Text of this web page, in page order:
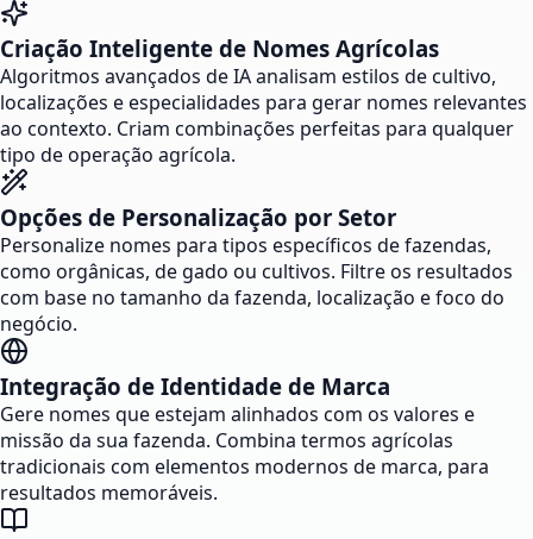
Criação Inteligente de Nomes Agrícolas
Algoritmos avançados de IA analisam estilos de cultivo,
localizações e especialidades para gerar nomes relevantes
ao contexto. Criam combinações perfeitas para qualquer
tipo de operação agrícola.
Opções de Personalização por Setor
Personalize nomes para tipos específicos de fazendas,
como orgânicas, de gado ou cultivos. Filtre os resultados
com base no tamanho da fazenda, localização e foco do
negócio.
Integração de Identidade de Marca
Gere nomes que estejam alinhados com os valores e
missão da sua fazenda. Combina termos agrícolas
tradicionais com elementos modernos de marca, para
resultados memoráveis.